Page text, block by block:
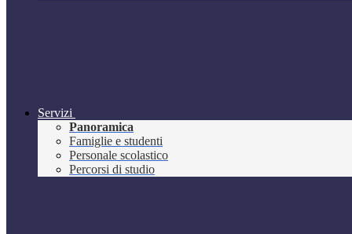
Servizi
Panoramica
Famiglie e studenti
Personale scolastico
Percorsi di studio